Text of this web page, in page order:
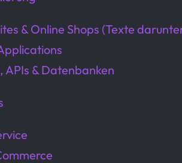
& Online Shops (Texte
APIs & Datenbanken